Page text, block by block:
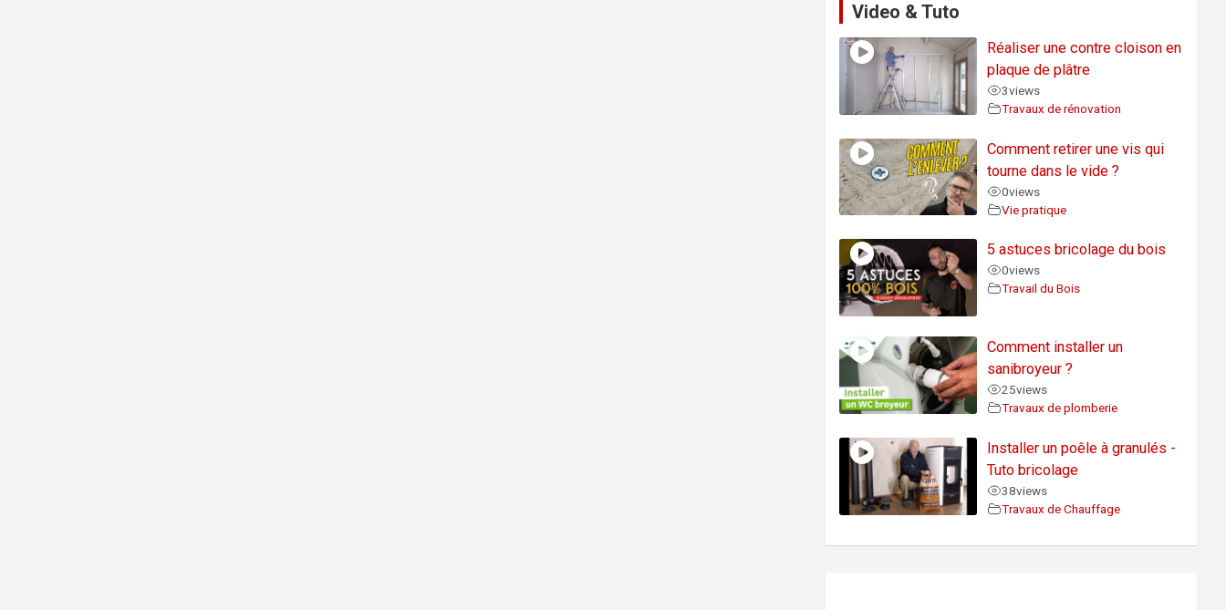
Video & Tuto
Réaliser une contre cloison en
plaque de plâtre
3views
Travaux de rénovation
Comment retirer une vis qui
tourne dans le vide ?
0views
Vie pratique
5 astuces bricolage du bois
0views
Travail du Bois
Comment installer un
sanibroyeur ?
25views
Travaux de plomberie
Installer un poêle à granulés -
Tuto bricolage
38views
Travaux de Chauffage